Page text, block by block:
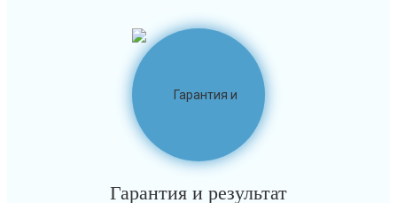
Гарантия и результат